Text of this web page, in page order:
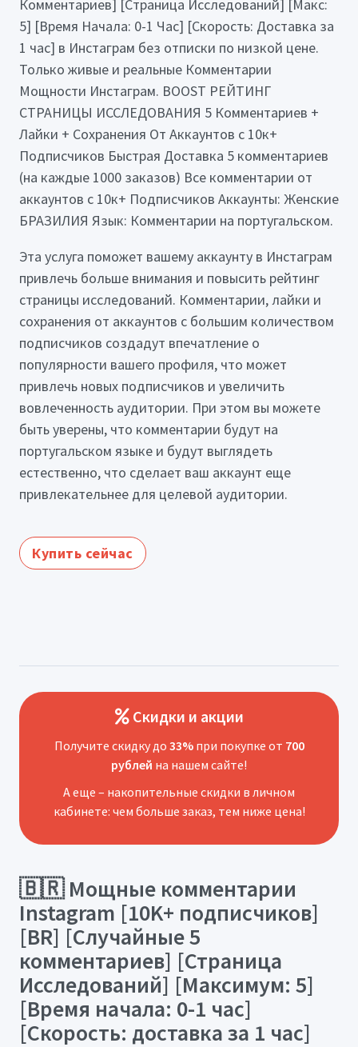
Комментариев] [Страница Исследований] [Макс:
5] [Время Начала: 0-1 Час] [Скорость: Доставка за
1 час] в Инстаграм без отписки по низкой цене.
Только живые и реальные Комментарии
Мощности Инстаграм. BOOST РЕЙТИНГ
СТРАНИЦЫ ИССЛЕДОВАНИЯ 5 Комментариев +
Лайки + Сохранения От Аккаунтов с 10к+
Подписчиков Быстрая Доставка 5 комментариев
(на каждые 1000 заказов) Все комментарии от
аккаунтов с 10к+ Подписчиков Аккаунты: Женские
БРАЗИЛИЯ Язык: Комментарии на португальском.
Эта услуга поможет вашему аккаунту в Инстаграм
привлечь больше внимания и повысить рейтинг
страницы исследований. Комментарии, лайки и
сохранения от аккаунтов с большим количеством
подписчиков создадут впечатление о
популярности вашего профиля, что может
привлечь новых подписчиков и увеличить
вовлеченность аудитории. При этом вы можете
быть уверены, что комментарии будут на
португальском языке и будут выглядеть
естественно, что сделает ваш аккаунт еще
привлекательнее для целевой аудитории.
Купить сейчас
Скидки и акции
Получите скидку до 33%при покупке от 700
рублей на нашем сайте!
А еще – накопительные скидки в личном
кабинете: чем больше заказ, тем ниже цена!
🇧🇷 Мощные комментарии
Instagram [10K+ подписчиков]
[BR] [Случайные 5
комментариев] [Страница
Исследований] [Максимум: 5]
[Время начала: 0-1 час]
[Скорость: доставка за 1 час]